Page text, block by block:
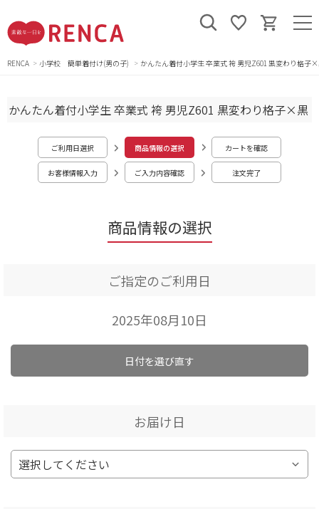
RENCA 小学校 簡単着付け(男の子) かんたん着付小学生 卒業式 袴 男児Z601 黒変わり格子
商品情報の選択
かんたん着付小学生 卒業式 袴 男児Z601 黒変わり格子×黒
ご利用日選択 商品情報の選択 カートを確認
お客様情報入力 ご入力内容確認 注文完了
ご指定のご利用日
2025年08月10日
日付を選び直す
お届け日